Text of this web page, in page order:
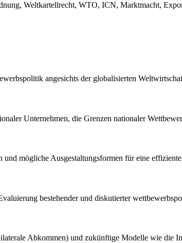
Weltkartellrecht, WTO, ICN, Marktmacht,
angesichts der globalisierten
Unternehmen, die Grenzen nationaler
mögliche Ausgestaltungsformen für eine
bestehender und diskutierter
Abkommen) und zukünftige Modelle wie die